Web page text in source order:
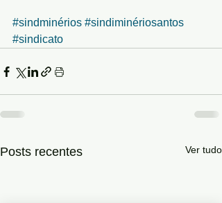
#sindminérios #sindiminériosantos
#sindicato
Posts recentes Ver tudo